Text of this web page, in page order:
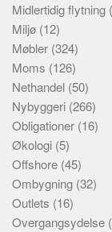
Midlertidig flytning
Miljø (12)
Møbler (324)
Moms (126)
Nethandel (50)
Nybyggeri (266)
Obligationer (16)
Økologi (5)
Offshore (45)
Ombygning (32)
Outlets (16)
Overgangsydelse